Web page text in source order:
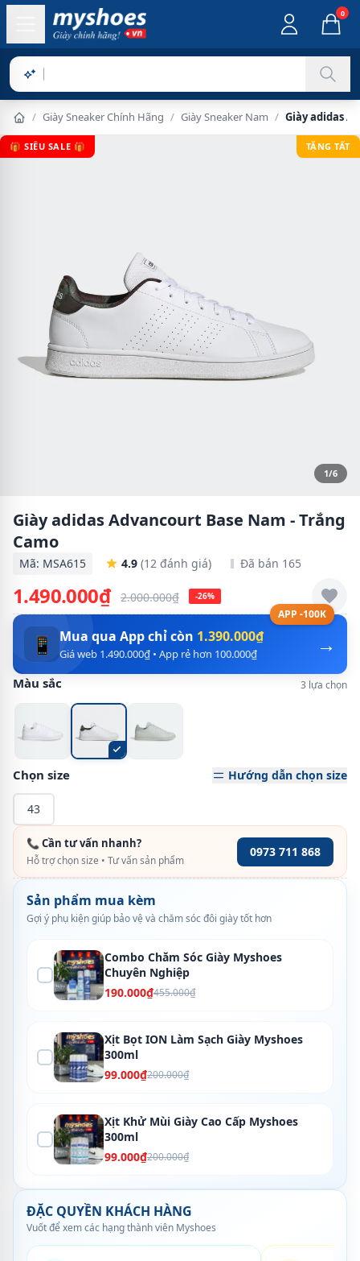
0
Sản phẩm c
/ Giày Sneaker Chính Hãng / Giày Sneaker Nam / Giày adidas
🎁 SIÊU SALE 🎁 TẶNG TẤT
1/6
Giày adidas Advancourt Base Nam - Trắng
Camo
Mã: MSA615 4.9 (12 đánh giá) Đã bán 165
1.490.000₫ 2.000.000₫ -26%
APP -100K
→
📱 Mua qua App chỉ còn 1.390.000₫
Giá web 1.490.000₫ • App rẻ hơn 100.000₫
Màu sắc 3 lựa chọn
Chọn size Hướng dẫn chọn size
43
📞 Cần tư vấn nhanh?
Hỗ trợ chọn size • Tư vấn sản phẩm
0973 711 868
Sản phẩm mua kèm
Gợi ý phụ kiện giúp bảo vệ và chăm sóc đôi giày tốt hơn
Combo Chăm Sóc Giày Myshoes
Chuyên Nghiệp
190.000₫455.000₫
Xịt Bọt ION Làm Sạch Giày Myshoes
300ml
99.000₫200.000₫
Xịt Khử Mùi Giày Cao Cấp Myshoes
300ml
99.000₫200.000₫
ĐẶC QUYỀN KHÁCH HÀNG
Vuốt để xem các hạng thành viên Myshoes